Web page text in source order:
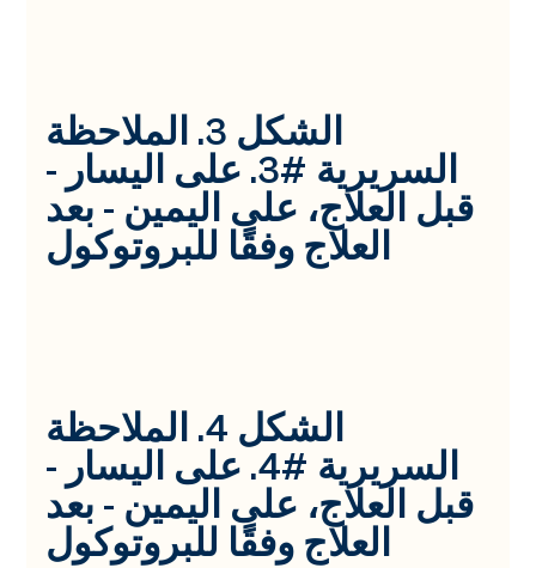
الشكل 3. الملاحظة
السريرية #3. على اليسار -
قبل العلاج، على اليمين - بعد
العلاج وفقًا للبروتوكول
الشكل 4. الملاحظة
السريرية #4. على اليسار -
قبل العلاج، على اليمين - بعد
العلاج وفقًا للبروتوكول